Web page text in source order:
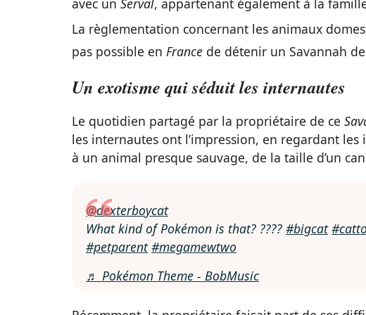
avec un Serval, appartenant également à la
La règlementation concernant les animaux
pas possible en France de détenir un Savannah
Un exotisme qui séduit les internautes
Le quotidien partagé par la propriétaire de ce
les internautes ont l’impression, en regardant les
à un animal presque sauvage, de la taille d’un
@dexterboycat
What kind of Pokémon is that? ???? #bigcat
#petparent #megamewtwo
♬ Pokémon Theme - BobMusic